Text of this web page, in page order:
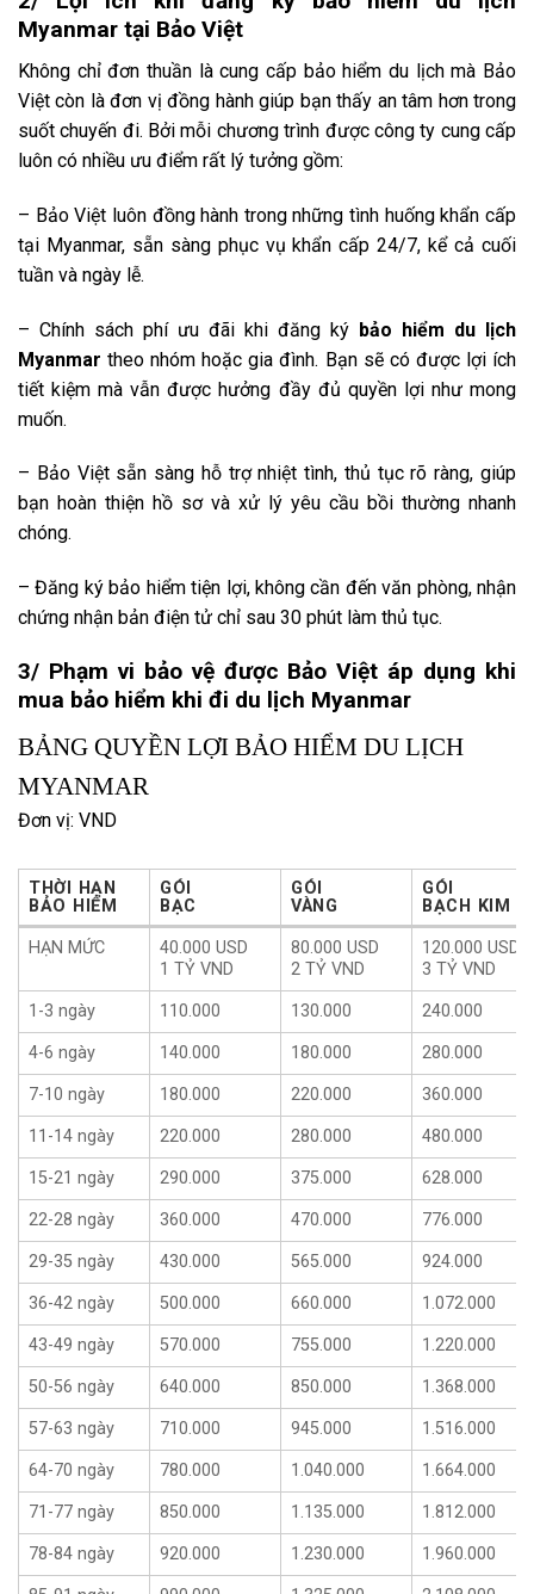
Myanmar tại Bảo Việt
Không chỉ đơn thuần là cung cấp bảo hiểm du lịch mà Bảo
Việt còn là đơn vị đồng hành giúp bạn thấy an tâm hơn trong
suốt chuyến đi. Bởi mỗi chương trình được công ty cung cấp
luôn có nhiều ưu điểm rất lý tưởng gồm:
– Bảo Việt luôn đồng hành trong những tình huống khẩn cấp
tại Myanmar, sẵn sàng phục vụ khẩn cấp 24/7, kể cả cuối
tuần và ngày lễ.
– Chính sách phí ưu đãi khi đăng ký bảo hiểm du lịch
Myanmar theo nhóm hoặc gia đình. Bạn sẽ có được lợi ích
tiết kiệm mà vẫn được hưởng đầy đủ quyền lợi như mong
muốn.
– Bảo Việt sẵn sàng hỗ trợ nhiệt tình, thủ tục rõ ràng, giúp
bạn hoàn thiện hồ sơ và xử lý yêu cầu bồi thường nhanh
chóng.
– Đăng ký bảo hiểm tiện lợi, không cần đến văn phòng, nhận
chứng nhận bản điện tử chỉ sau 30 phút làm thủ tục.
3/ Phạm vi bảo vệ được Bảo Việt áp dụng khi
mua bảo hiểm khi đi du lịch Myanmar
BẢNG QUYỀN LỢI BẢO HIỂM DU LỊCH
MYANMAR
Đơn vị: VND
THỜI HẠN
BẢO HIỂM
GÓI
BẠC
GÓI
VÀNG
GÓI
BẠCH KIM
THỜI HẠN
BẢO HIỂM
GÓI
BẠC
GÓI
VÀNG
GÓI
BẠCH KIM
HẠN MỨC
40.000 USD
1 TỶ VND
80.000 USD
2 TỶ VND
120.000 USD
3 TỶ VND
1-3 ngày 110.000 130.000 240.000
4-6 ngày 140.000 180.000 280.000
7-10 ngày 180.000 220.000 360.000
11-14 ngày 220.000 280.000 480.000
15-21 ngày 290.000 375.000 628.000
22-28 ngày 360.000 470.000 776.000
29-35 ngày 430.000 565.000 924.000
36-42 ngày 500.000 660.000 1.072.000
43-49 ngày 570.000 755.000 1.220.000
50-56 ngày 640.000 850.000 1.368.000
57-63 ngày 710.000 945.000 1.516.000
64-70 ngày 780.000 1.040.000 1.664.000
71-77 ngày 850.000 1.135.000 1.812.000
78-84 ngày 920.000 1.230.000 1.960.000